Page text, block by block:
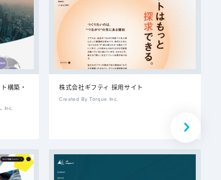
構築・
Inc.
株式会社ギフティ 採用サイト
Created By Torque Inc.